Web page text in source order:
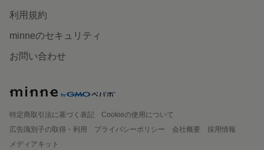
利用規約
minneのセキュリティ
お問い合わせ
特定商取引法に基づく表記
Cookieの使用について
広告識別子の取得・利用
プライバシーポリシー 会社概要
採用情報
メディアキット